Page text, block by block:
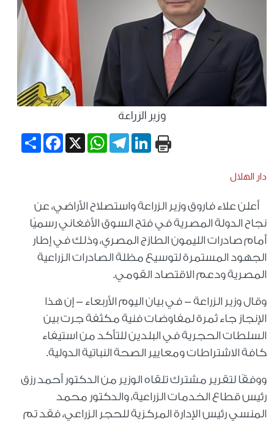
وزير الزراعة
Share
Facebook X
WhatsApp
TelegramLinkedIn
دار الهلال
أعلن علاء فاروق وزير الزراعة واستصلاح الأراضي، عن
نجاح الدولة المصرية في فتح السوق الأفغاني رسميًا
أمام صادرات الليمون الطازج المصري، وذلك في إطار
الجهود المستمرة لتوسيع مظلة الصادرات الزراعية
المصرية ودعم الاقتصاد القومي.
وقال وزير الزراعة - في بيان اليوم الأربعاء - إن هذا
الإنجاز جاء ثمرة لمفاوضات فنية مكثفة جرت بين
السلطات الحجرية في البلدين للتأكد من استيفاء
كافة الاشتراطات ومعايير الصحة النباتية الدولية.
ووفقًا لتقرير مشترك تلقاه الوزير من الدكتور أحمد رزق
رئيس قطاع الخدمات الزراعية، والدكتور محمد
المنسي رئيس الإدارة المركزية للحجر الزراعي، فقد تم